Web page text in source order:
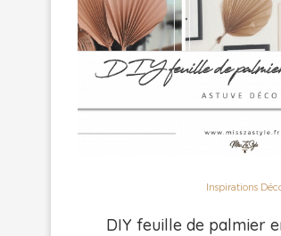
Inspirations
DIY feuille de palmier